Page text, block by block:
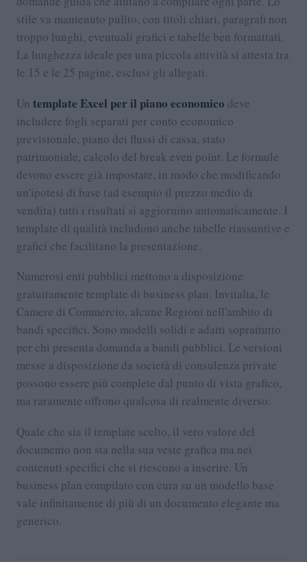
stile va mantenuto pulito, con titoli chiari, paragrafi non
troppo lunghi, eventuali grafici e tabelle ben formattati.
La lunghezza ideale per una piccola attività si attesta tra
le 15 e le 25 pagine, esclusi gli allegati.
Un template Excel per il piano economico deve
includere fogli separati per conto economico
previsionale, piano dei flussi di cassa, stato
patrimoniale, calcolo del break even point. Le formule
devono essere già impostate, in modo che modificando
un'ipotesi di base (ad esempio il prezzo medio di
vendita) tutti i risultati si aggiornino automaticamente. I
template di qualità includono anche tabelle riassuntive e
grafici che facilitano la presentazione.
Numerosi enti pubblici mettono a disposizione
gratuitamente template di business plan. Invitalia, le
Camere di Commercio, alcune Regioni nell'ambito di
bandi specifici. Sono modelli solidi e adatti soprattutto
per chi presenta domanda a bandi pubblici. Le versioni
messe a disposizione da società di consulenza private
possono essere più complete dal punto di vista grafico,
ma raramente offrono qualcosa di realmente diverso.
Quale che sia il template scelto, il vero valore del
documento non sta nella sua veste grafica ma nei
contenuti specifici che si riescono a inserire. Un
business plan compilato con cura su un modello base
vale infinitamente di più di un documento elegante ma
generico.